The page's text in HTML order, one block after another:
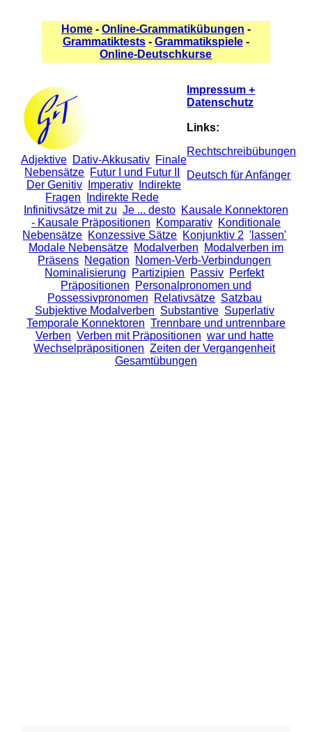
Home- Online-Grammatikübungen -
Grammatiktests- Grammatikspiele-
Online-Deutschkurse
Impressum +
Datenschutz
Links:
Rechtschreibübungen
Deutsch für Anfänger
Adjektive Dativ-Akkusativ Finale
Nebensätze Futur I und Futur II
Der Genitiv
Imperativ
Indirekte
Fragen
Indirekte Rede
Infinitivsätze mit zu Je ... desto Kausale Konnektoren
- Kausale Präpositionen
Komparativ Konditionale
Nebensätze Konzessive Sätze Konjunktiv 2 'lassen'
Modale Nebensätze Modalverben
Modalverben im
Präsens Negation
Nomen-Verb-Verbindungen
Nominalisierung
Partizipien Passiv Perfekt
Präpositionen
Personalpronomen und
Possessivpronomen
Relativsätze Satzbau
Subjektive Modalverben Substantive Superlativ
Temporale Konnektoren Trennbare und untrennbare
Verben Verben mit Präpositionen war und hatte
Wechselpräpositionen Zeiten der Vergangenheit
Gesamtübungen